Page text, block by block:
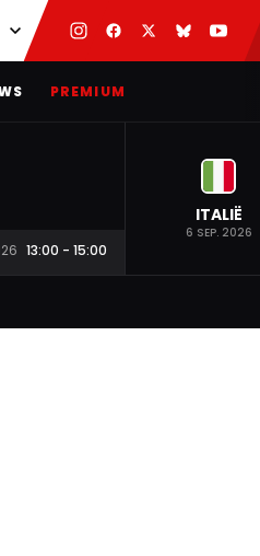
PREMIUM
13:00 - 15:00
ITALIË
6 SEP. 2026